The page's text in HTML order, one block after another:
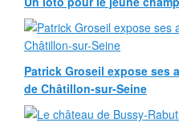
Patrick Groseil expose ses
de Châtillon-sur-Seine